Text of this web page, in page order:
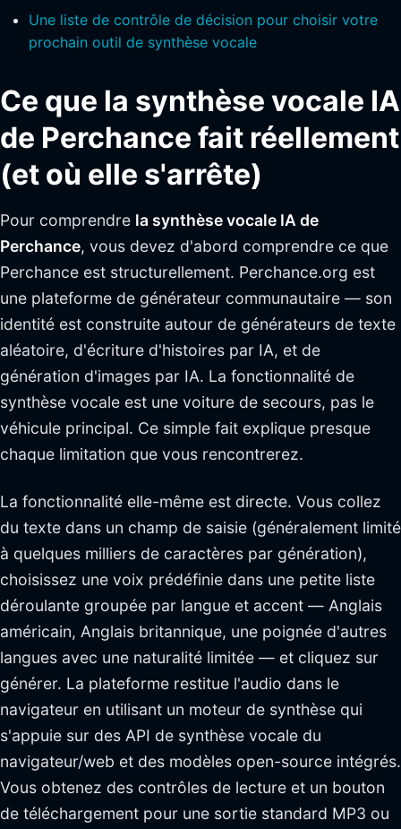
Une liste de contrôle de décision pour choisir votre
prochain outil de synthèse vocale
Ce que la synthèse vocale IA
de Perchance fait réellement
(et où elle s'arrête)
Pour comprendre la synthèse vocale IA de
Perchance, vous devez d'abord comprendre ce que
Perchance est structurellement. Perchance.org est
une plateforme de générateur communautaire — son
identité est construite autour de générateurs de texte
aléatoire, d'écriture d'histoires par IA, et de
génération d'images par IA. La fonctionnalité de
synthèse vocale est une voiture de secours, pas le
véhicule principal. Ce simple fait explique presque
chaque limitation que vous rencontrerez.
La fonctionnalité elle-même est directe. Vous collez
du texte dans un champ de saisie (généralement limité
à quelques milliers de caractères par génération),
choisissez une voix prédéfinie dans une petite liste
déroulante groupée par langue et accent — Anglais
américain, Anglais britannique, une poignée d'autres
langues avec une naturalité limitée — et cliquez sur
générer. La plateforme restitue l'audio dans le
navigateur en utilisant un moteur de synthèse qui
s'appuie sur des API de synthèse vocale du
navigateur/web et des modèles open-source intégrés.
Vous obtenez des contrôles de lecture et un bouton
de téléchargement pour une sortie standard MP3 ou